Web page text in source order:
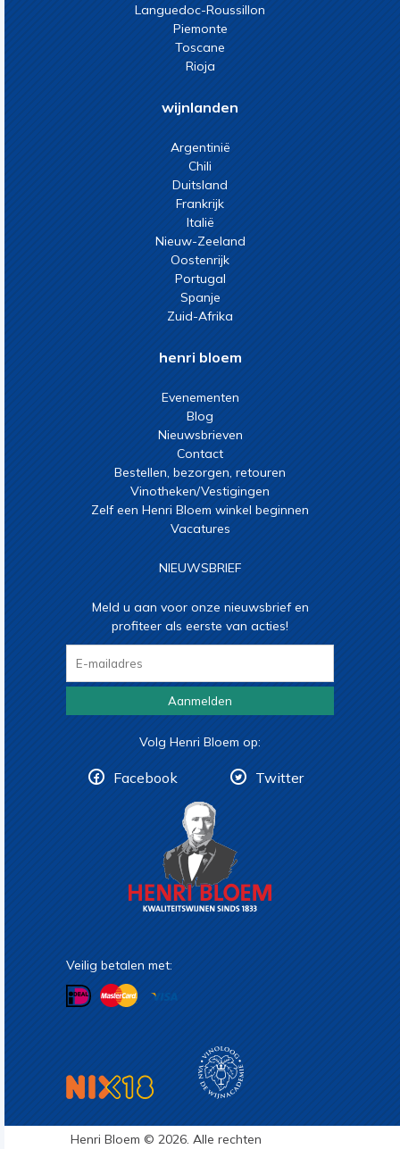
Languedoc-Roussillon
Piemonte
Toscane
Rioja
wijnlanden
Argentinië
Chili
Duitsland
Frankrijk
Italië
Nieuw-Zeeland
Oostenrijk
Portugal
Spanje
Zuid-Afrika
henri bloem
Evenementen
Blog
Nieuwsbrieven
Contact
Bestellen, bezorgen, retouren
Vinotheken/Vestigingen
Zelf een Henri Bloem winkel beginnen
Vacatures
NIEUWSBRIEF
Meld u aan voor onze nieuwsbrief en
profiteer als eerste van acties!
Aanmelden
Volg Henri Bloem op:
Facebook Twitter
Veilig betalen met:
Henri Bloem © 2026. Alle rechten